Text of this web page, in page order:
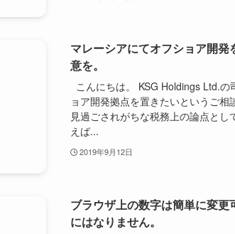
マレーシアにてオフショア開
意を。
こんにちは。 KSG Holdings Ltd.
ョア開発拠点を置きたいというご
見過ごされがちな税務上の論点と
えば...
2019年9月12日
ブラウザ上の数字は簡単に変
にはなりません。